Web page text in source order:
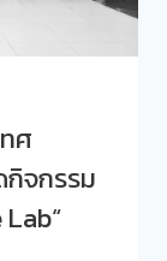
ศ
กิจกรรม